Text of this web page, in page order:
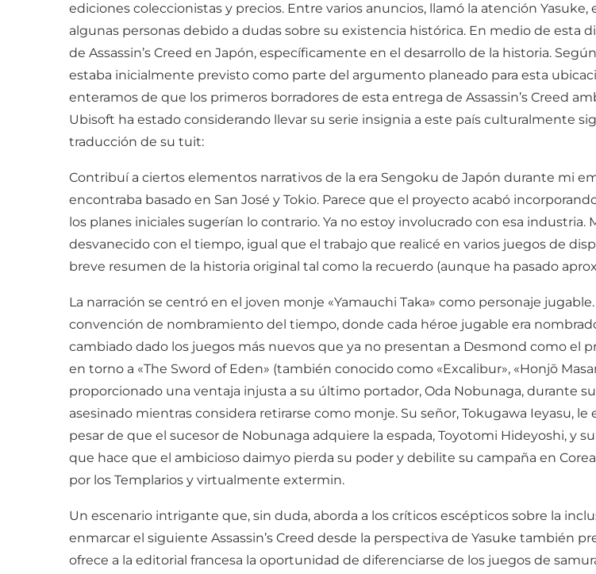
ediciones coleccionistas y precios. Entre varios anuncios, llamó la atención
algunas personas debido a dudas sobre su existencia histórica. En medio de esta
de Assassin’s Creed en Japón, específicamente en el desarrollo de la historia.
estaba inicialmente previsto como parte del argumento planeado para esta
enteramos de que los primeros borradores de esta entrega de Assassin’s Creed
Ubisoft ha estado considerando llevar su serie insignia a este país culturalmente
traducción de su tuit:
Contribuí a ciertos elementos narrativos de la era Sengoku de Japón durante mi
encontraba basado en San José y Tokio. Parece que el proyecto acabó
los planes iniciales sugerían lo contrario. Ya no estoy involucrado con esa
desvanecido con el tiempo, igual que el trabajo que realicé en varios juegos de
breve resumen de la historia original tal como la recuerdo (aunque ha pasado
La narración se centró en el joven monje «Yamauchi Taka» como personaje
convención de nombramiento del tiempo, donde cada héroe jugable era
cambiado dado los juegos más nuevos que ya no presentan a Desmond como el
en torno a «The Sword of Eden» (también conocido como «Excalibur», «Honjō
proporcionado una ventaja injusta a su último portador, Oda Nobunaga, durante
asesinado mientras considera retirarse como monje. Su señor, Tokugawa Ieyasu, le
pesar de que el sucesor de Nobunaga adquiere la espada, Toyotomi Hideyoshi, y
que hace que el ambicioso daimyo pierda su poder y debilite su campaña en
por los Templarios y virtualmente extermin.
Un escenario intrigante que, sin duda, aborda a los críticos escépticos sobre la
enmarcar el siguiente Assassin’s Creed desde la perspectiva de Yasuke también
ofrece a la editorial francesa la oportunidad de diferenciarse de los juegos de